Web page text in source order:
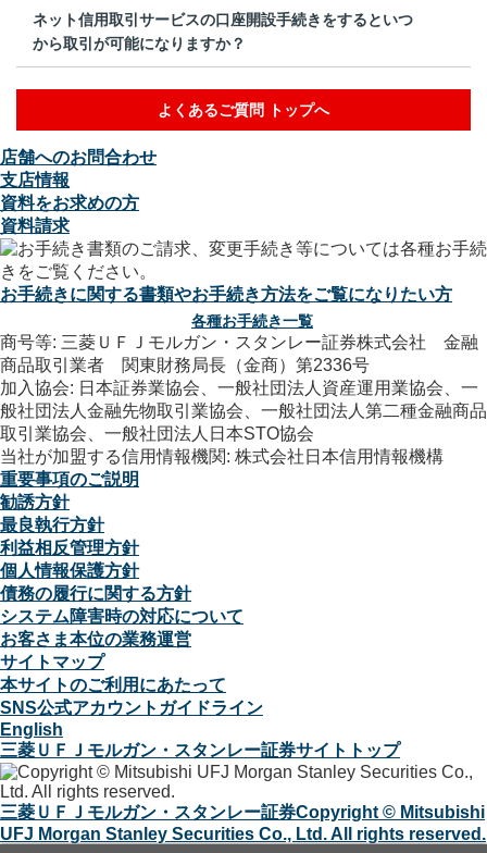
ネット信用取引サービスの口座開設手続きをするといつ
から取引が可能になりますか？
よくあるご質問 トップへ
店舗へのお問合わせ
支店情報
資料をお求めの方
資料請求
お手続きに関する書類やお手続き方法をご覧になりたい方
各種お手続き一覧
商号等: 三菱ＵＦＪモルガン・スタンレー証券株式会社 金融
商品取引業者 関東財務局長（金商）第2336号
加入協会: 日本証券業協会、一般社団法人資産運用業協会、一
般社団法人金融先物取引業協会、一般社団法人第二種金融商品
取引業協会、一般社団法人日本STO協会
当社が加盟する信用情報機関: 株式会社日本信用情報機構
重要事項のご説明
勧誘方針
最良執行方針
利益相反管理方針
個人情報保護方針
債務の履行に関する方針
システム障害時の対応について
お客さま本位の業務運営
サイトマップ
本サイトのご利用にあたって
SNS公式アカウントガイドライン
English
三菱ＵＦＪモルガン・スタンレー証券サイトトップ
三菱ＵＦＪモルガン・スタンレー証券Copyright © Mitsubishi
UFJ Morgan Stanley Securities Co., Ltd. All rights reserved.